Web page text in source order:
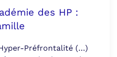
des HP :
Préfrontalité (…)